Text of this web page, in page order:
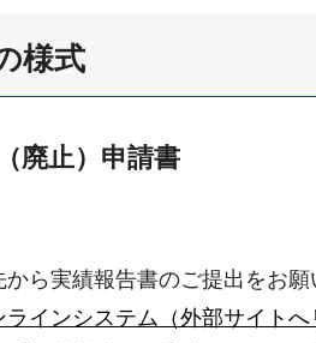
様式
廃止）申請書
ら実績報告書のご提出をお願
インシステム（外部サイト